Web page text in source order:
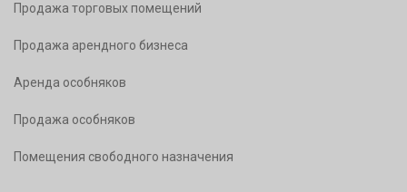
Продажа торговых помещений
Продажа арендного бизнеса
Аренда особняков
Продажа особняков
Помещения свободного назначения